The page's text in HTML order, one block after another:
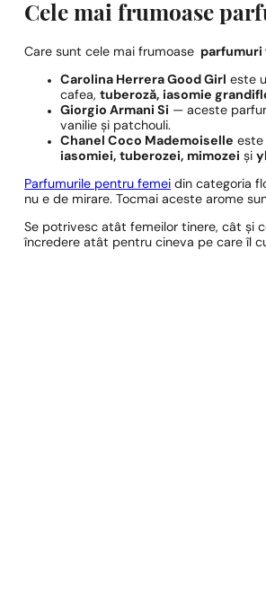
Cele mai frumoase
Care sunt cele mai frumoase parfumuri
Carolina Herrera Good Girl este
cafea,tuberoză, iasomie
Giorgio Armani Si — aceste
vanilie și patchouli.
Chanel Coco Mademoiselle este
iasomiei, tuberozei, mimozei și
Parfumurile pentru femei din categoria
nu e de mirare. Tocmai aceste arome
Se potrivesc atât femeilor tinere, cât și
încredere atât pentru cineva pe care îl